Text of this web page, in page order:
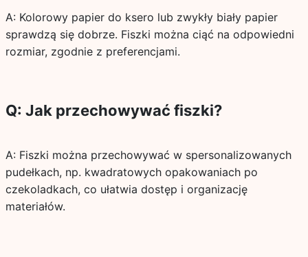
A: Kolorowy papier do ksero lub zwykły biały papier
sprawdzą się dobrze. Fiszki można ciąć na odpowiedni
rozmiar, zgodnie z preferencjami.
Q: Jak przechowywać fiszki?
A: Fiszki można przechowywać w spersonalizowanych
pudełkach, np. kwadratowych opakowaniach po
czekoladkach, co ułatwia dostęp i organizację
materiałów.